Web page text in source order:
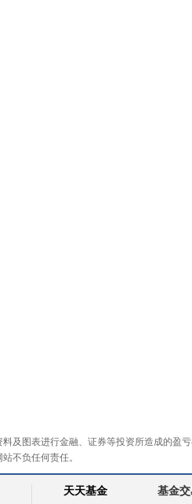
及图表进行金融、证券等投资所造成的
不负任何责任。
天天基金 基金